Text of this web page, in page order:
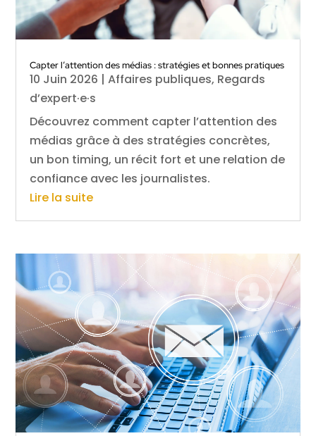
Capter l’attention des médias : stratégies et bonnes pratiques
10 Juin 2026 |Affaires publiques, Regards
d’expert·e·s
Découvrez comment capter l’attention des
médias grâce à des stratégies concrètes,
un bon timing, un récit fort et une relation de
confiance avec les journalistes.
Lire la suite